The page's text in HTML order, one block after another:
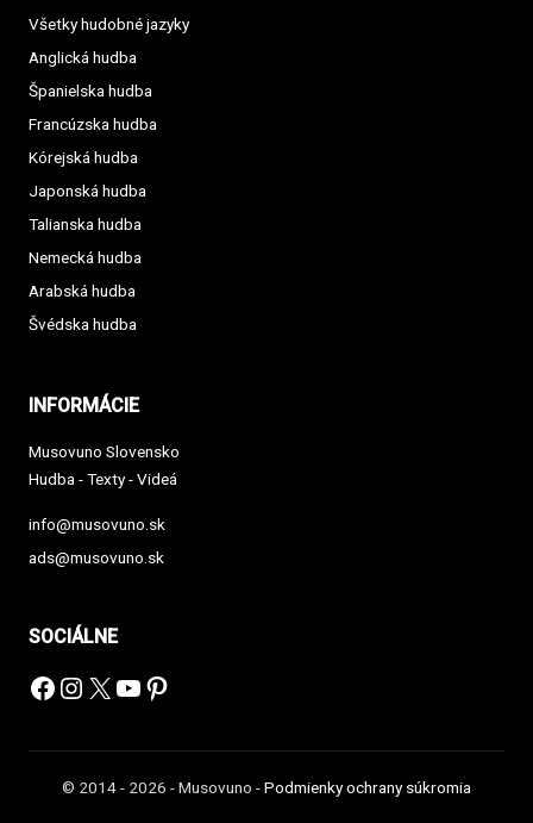
Všetky hudobné jazyky
Anglická hudba
Španielska hudba
Francúzska hudba
Kórejská hudba
Japonská hudba
Talianska hudba
Nemecká hudba
Arabská hudba
Švédska hudba
INFORMÁCIE
Musovuno Slovensko
Hudba - Texty - Videá
info@musovuno.sk
ads@musovuno.sk
SOCIÁLNE
Facebook
Instagram
X YouTube
Pinterest
© 2014 - 2026 - Musovuno -Podmienky ochrany súkromia